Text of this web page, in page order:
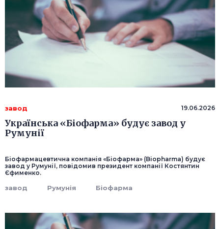
завод 19.06.2026
Українська «Біофарма» будує завод у
Румунії
Біофармацевтична компанія «Біофарма» (Biopharma) будує
завод у Румунії, повідомив президент компанії Костянтин
Єфименко.
завод Румунія Біофарма